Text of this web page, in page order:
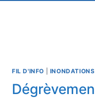
FIL D'INFO INONDATIONS